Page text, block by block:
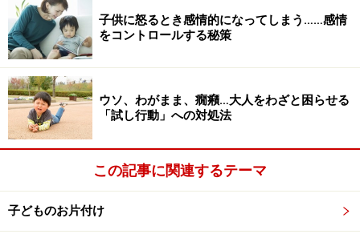
ゆっくり、丁寧に取り組んでいると「遅い」と言われる
のですから、当然その作業や取り組みが雑になり、物の
取り扱い方も乱暴になってくるでしょう。
■4、相手を待つことができなくなる
子どもの性格や人格形成には親の日常の生活態度が大き
く影響します。ですので親がいつも「早く！」「急い
で！」を口癖のように言っていると、子どもも友達を待
てなかったり、相手に対し、急ぐことを要求するように
なってきます。
子供に怒るとき感情的になってしまう……感情
をコントロールする秘策
ウソ、わがまま、癇癪…大人をわざと困らせる
「試し行動」への対処法
この記事に関連するテーマ
子どものお片付け